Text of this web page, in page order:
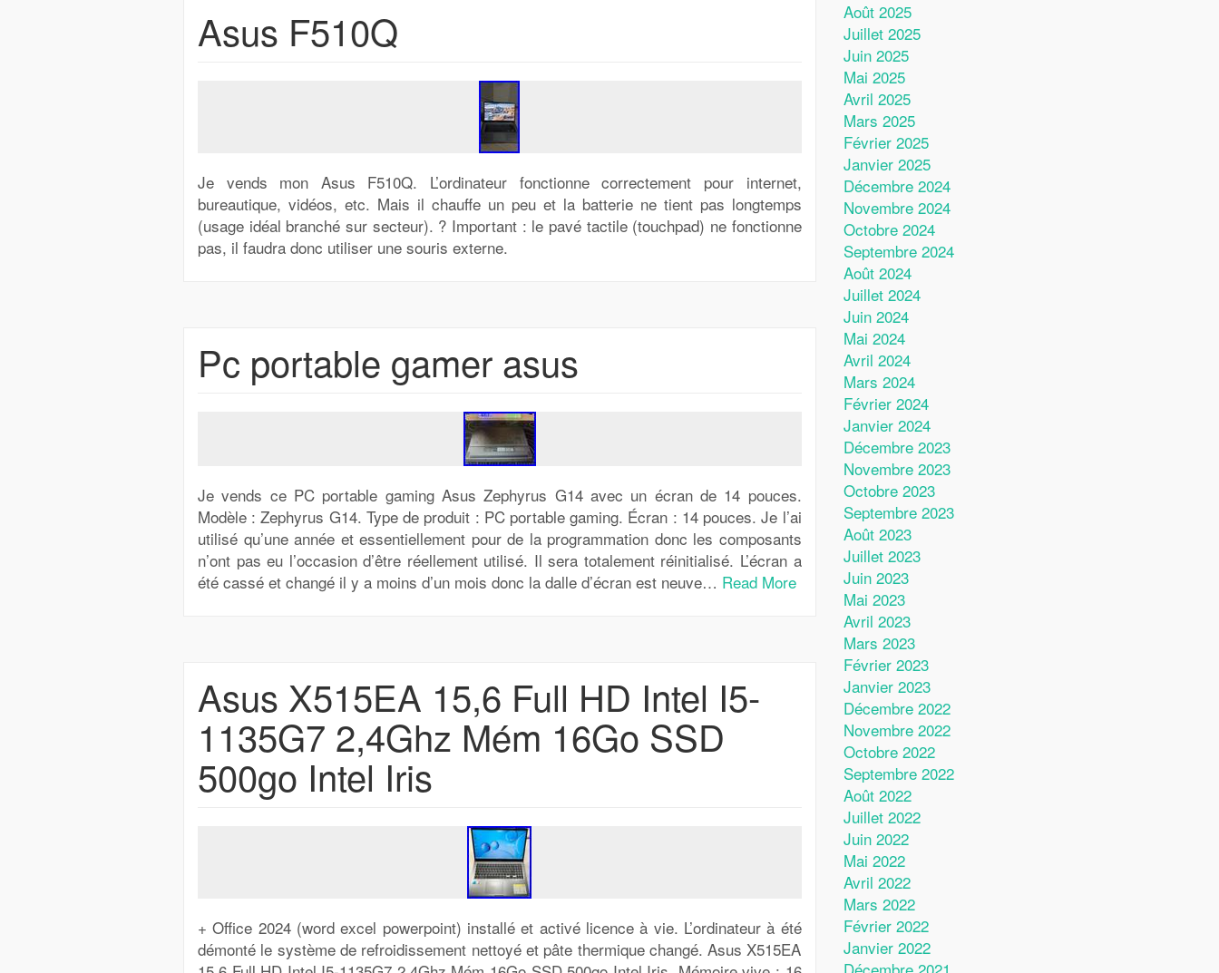
Asus F510Q
Je vends mon Asus F510Q. L’ordinateur fonctionne correctement pour internet,
bureautique, vidéos, etc. Mais il chauffe un peu et la batterie ne tient pas longtemps
(usage idéal branché sur secteur). ? Important : le pavé tactile (touchpad) ne fonctionne
pas, il faudra donc utiliser une souris externe.
Pc portable gamer asus
Je vends ce PC portable gaming Asus Zephyrus G14 avec un écran de 14 pouces.
Modèle : Zephyrus G14. Type de produit : PC portable gaming. Écran : 14 pouces. Je l’ai
utilisé qu’une année et essentiellement pour de la programmation donc les composants
n’ont pas eu l’occasion d’être réellement utilisé. Il sera totalement réinitialisé. L’écran a
été cassé et changé il y a moins d’un mois donc la dalle d’écran est neuve… Read More
Asus X515EA 15,6 Full HD Intel I5-
1135G7 2,4Ghz Mém 16Go SSD
500go Intel Iris
+ Office 2024 (word excel powerpoint) installé et activé licence à vie. L’ordinateur à été
démonté le système de refroidissement nettoyé et pâte thermique changé. Asus X515EA
Août 2025
Juillet 2025
Juin 2025
Mai 2025
Avril 2025
Mars 2025
Février 2025
Janvier 2025
Décembre 2024
Novembre 2024
Octobre 2024
Septembre 2024
Août 2024
Juillet 2024
Juin 2024
Mai 2024
Avril 2024
Mars 2024
Février 2024
Janvier 2024
Décembre 2023
Novembre 2023
Octobre 2023
Septembre 2023
Août 2023
Juillet 2023
Juin 2023
Mai 2023
Avril 2023
Mars 2023
Février 2023
Janvier 2023
Décembre 2022
Novembre 2022
Octobre 2022
Septembre 2022
Août 2022
Juillet 2022
Juin 2022
Mai 2022
Avril 2022
Mars 2022
Février 2022
Janvier 2022